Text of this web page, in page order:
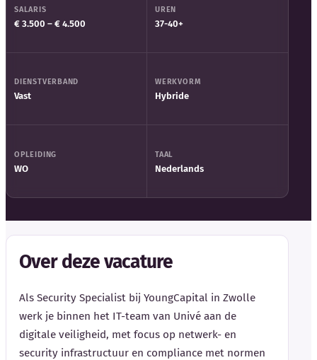
SALARIS
€ 3.500 – € 4.500
UREN
37-40+
DIENSTVERBAND
Vast
WERKVORM
Hybride
OPLEIDING
WO
TAAL
Nederlands
Over deze vacature
Als Security Specialist bij YoungCapital in Zwolle
werk je binnen het IT-team van Univé aan de
digitale veiligheid, met focus op netwerk- en
security infrastructuur en compliance met normen